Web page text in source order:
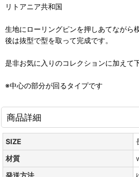
リトアニア共和国
生地にローリングピンを押しあてながら
後は抜型で型を取って完成です。
是非お気に入りのコレクションに加えて
※中心の部分が回るタイプです
商品詳細
SIZE
材質
発送方法